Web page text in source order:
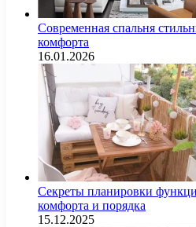
Современная спальня
комфорта
16.01.2026
Секреты планировки
комфорта и порядка
15.12.2025